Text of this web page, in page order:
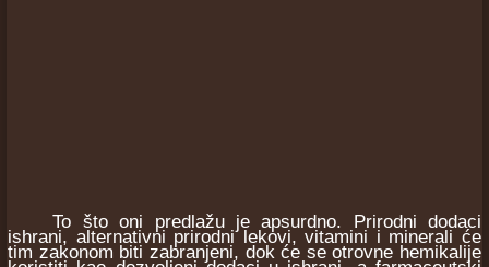
To što oni predlažu je apsurdno. Prirodni dodaci
ishrani, alternativni prirodni lekovi, vitamini i minerali će
tim zakonom biti zabranjeni, dok će se otrovne hemikalije